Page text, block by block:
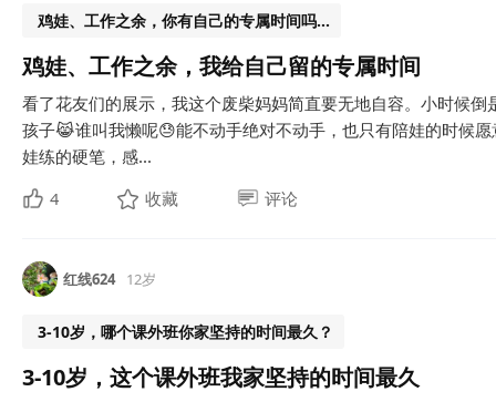
鸡娃、工作之余，你有自己的专属时间吗…
鸡娃、工作之余，我给自己留的专属时间
看了花友们的展示，我这个废柴妈妈简直要无地自容。小时候
孩子😹谁叫我懒呢😓能不动手绝对不动手，也只有陪娃的时候
娃练的硬笔，感...
4
收藏 评论
红线624 12岁
3-10岁，哪个课外班你家坚持的时间最久？
3-10岁，这个课外班我家坚持的时间最久